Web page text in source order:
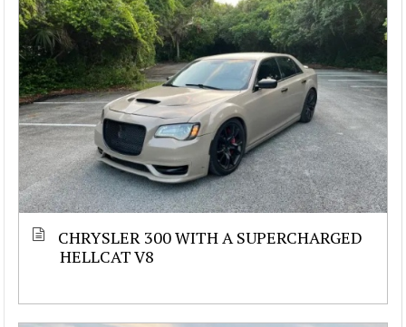
CHRYSLER 300 WITH A SUPERCHARGED
HELLCAT V8